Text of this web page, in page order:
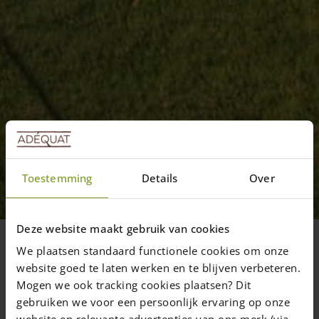
Toestemming Details Over
Deze website maakt gebruik van cookies
We plaatsen standaard functionele cookies om onze
website goed te laten werken en te blijven verbeteren.
Mogen we ook tracking cookies plaatsen? Dit
gebruiken we voor een persoonlijk ervaring op onze
Le châtaignier, cette merveille de
En montant un peu le son, vous pourrez
entendre leur bourdonnement. Il suffit de
fermer les yeux pour s’imaginer en plein
cœur de la nature !